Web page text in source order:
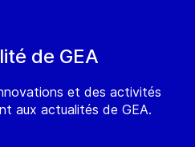
de GEA
et des activités
aux actualités de GEA.